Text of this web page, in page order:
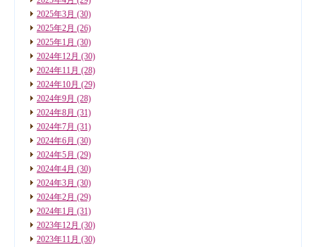
2025年3月 (30)
2025年2月 (26)
2025年1月 (30)
2024年12月 (30)
2024年11月 (28)
2024年10月 (29)
2024年9月 (28)
2024年8月 (31)
2024年7月 (31)
2024年6月 (30)
2024年5月 (29)
2024年4月 (30)
2024年3月 (30)
2024年2月 (29)
2024年1月 (31)
2023年12月 (30)
2023年11月 (30)